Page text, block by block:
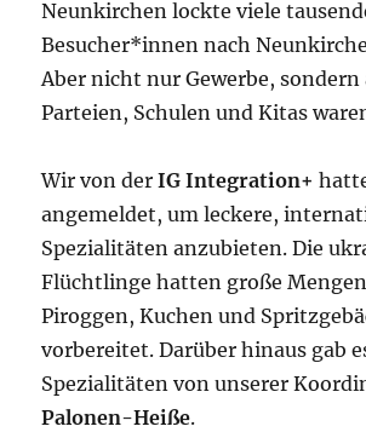
Neunkirchen lockte viele
Besucher*innen nach
Aber nicht nur Gewerbe, sondern
Parteien, Schulen und Kitas
Wir von derIG Integration+
angemeldet, um leckere,
Spezialitäten anzubieten. Die
Flüchtlinge hatten große
Piroggen, Kuchen und
vorbereitet. Darüber hinaus gab
Spezialitäten von unserer
Palonen-Heiße.